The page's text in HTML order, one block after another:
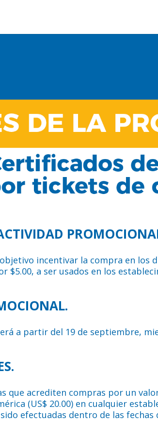
incentivar la compra en los
$5.00, a ser usados en los
a partir del 19 de septiembre,
que acrediten compras por un
(US$ 20.00) en cualquier
efectuadas dentro de las fechas